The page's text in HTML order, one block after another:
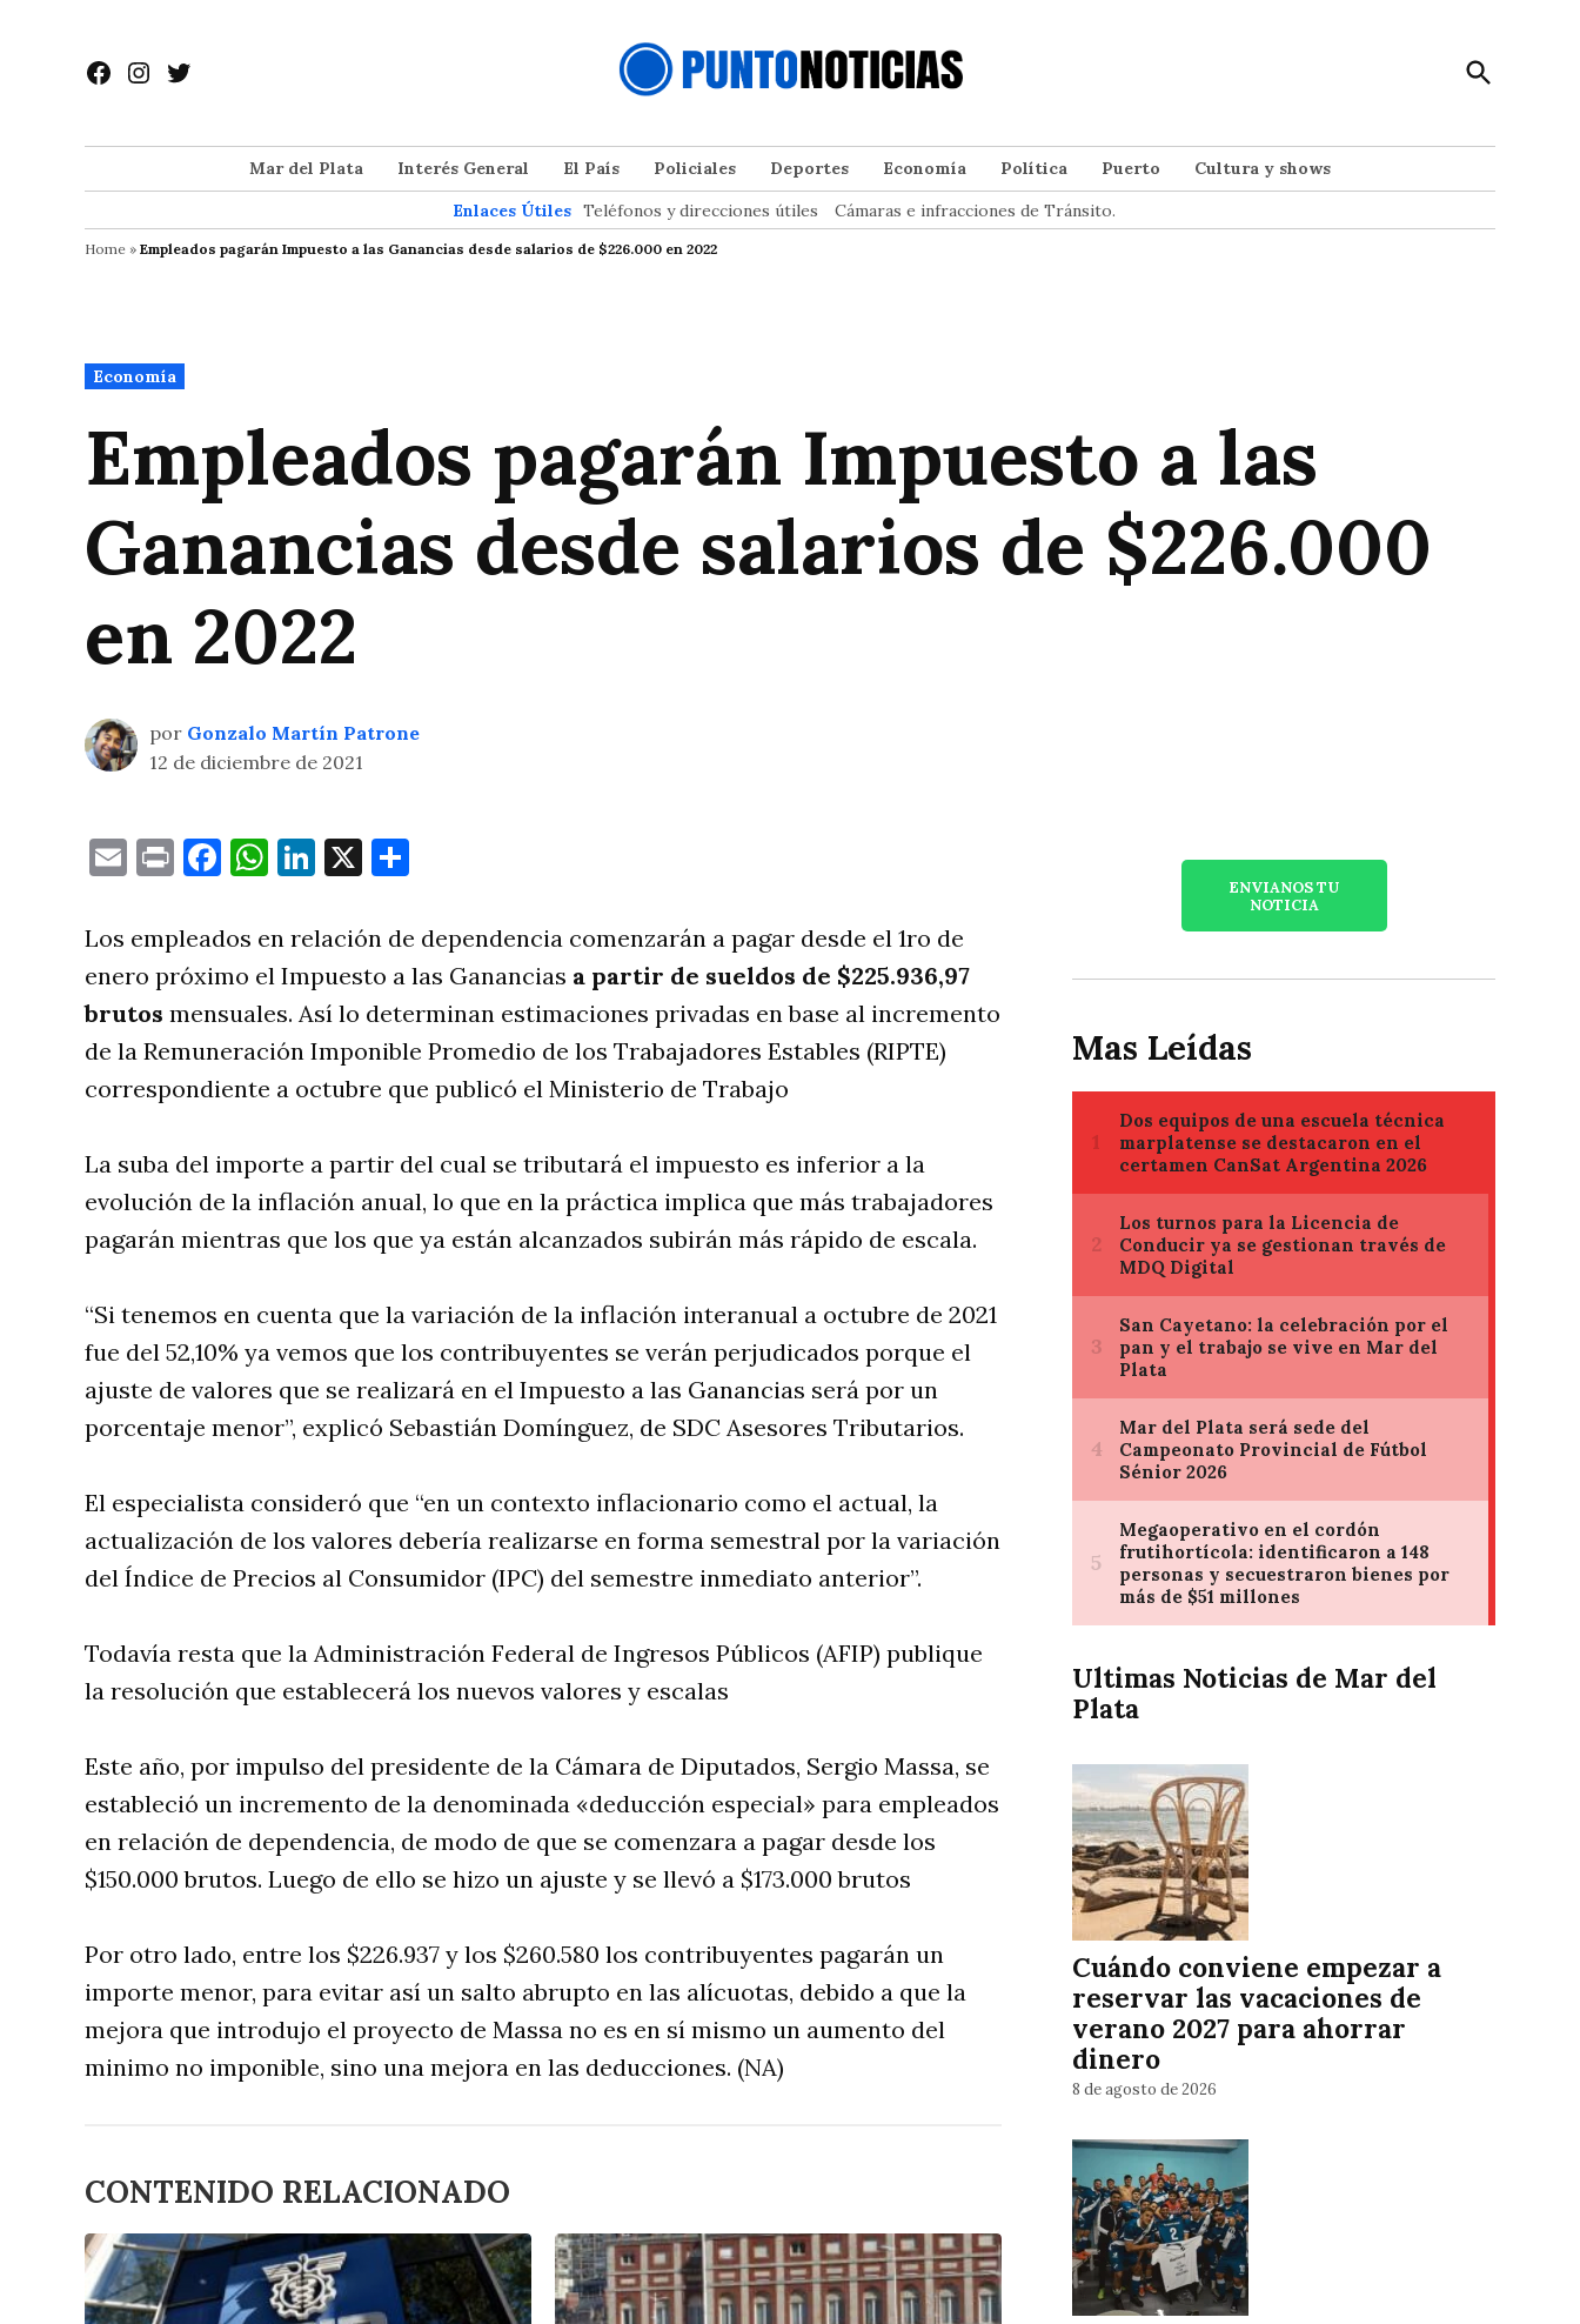
contenido
Facebook
Instagram
Twitter
Open
Search
Mar del Plata Interés General El País Policiales Deportes Economía Política Puerto
Cultura y shows
Enlaces Útiles Teléfonos y direcciones útiles Cámaras e infracciones de Tránsito.
Home » Empleados pagarán Impuesto a las Ganancias desde salarios de $226.000 en 2022
Publicado
en
Economía
Empleados pagarán Impuesto a las
Ganancias desde salarios de $226.000
en 2022
por Gonzalo Martín Patrone
12 de diciembre de 2021
EmailPrintFacebook
WhatsApp
LinkedIn
X
Los empleados en relación de dependencia comenzarán a pagar desde el 1ro de
enero próximo el Impuesto a las Ganancias a partir de sueldos de $225.936,97
brutos mensuales. Así lo determinan estimaciones privadas en base al incremento
de la Remuneración Imponible Promedio de los Trabajadores Estables (RIPTE)
correspondiente a octubre que publicó el Ministerio de Trabajo
La suba del importe a partir del cual se tributará el impuesto es inferior a la
evolución de la inflación anual, lo que en la práctica implica que más trabajadores
pagarán mientras que los que ya están alcanzados subirán más rápido de escala.
“Si tenemos en cuenta que la variación de la inflación interanual a octubre de 2021
fue del 52,10% ya vemos que los contribuyentes se verán perjudicados porque el
ajuste de valores que se realizará en el Impuesto a las Ganancias será por un
porcentaje menor”, explicó Sebastián Domínguez, de SDC Asesores Tributarios.
El especialista consideró que “en un contexto inflacionario como el actual, la
actualización de los valores debería realizarse en forma semestral por la variación
del Índice de Precios al Consumidor (IPC) del semestre inmediato anterior”.
Todavía resta que la Administración Federal de Ingresos Públicos (AFIP) publique
la resolución que establecerá los nuevos valores y escalas
Este año, por impulso del presidente de la Cámara de Diputados, Sergio Massa, se
estableció un incremento de la denominada «deducción especial» para empleados
en relación de dependencia, de modo de que se comenzara a pagar desde los
$150.000 brutos. Luego de ello se hizo un ajuste y se llevó a $173.000 brutos
Por otro lado, entre los $226.937 y los $260.580 los contribuyentes pagarán un
importe menor, para evitar así un salto abrupto en las alícuotas, debido a que la
mejora que introdujo el proyecto de Massa no es en sí mismo un aumento del
minimo no imponible, sino una mejora en las deducciones. (NA)
CONTENIDO RELACIONADO
ENVIANOS TU
NOTICIA
Mas Leídas
Ultimas Noticias de Mar del
Plata
Cuándo conviene empezar a
reservar las vacaciones de
verano 2027 para ahorrar
dinero
8 de agosto de 2026